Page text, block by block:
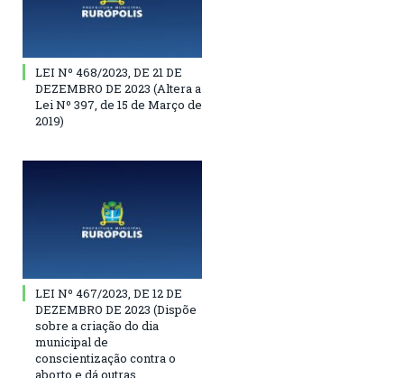
LEI Nº 468/2023, DE 21 DE
DEZEMBRO DE 2023 (Altera a
Lei Nº 397, de 15 de Março de
2019)
LEI Nº 467/2023, DE 12 DE
DEZEMBRO DE 2023 (Dispõe
sobre a criação do dia
municipal de
conscientização contra o
aborto e dá outras